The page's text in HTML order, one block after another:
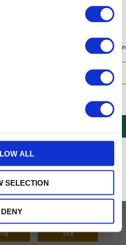
ALL
SELECTION
DENY
1kg
köp på nätet och ta del av erbjudanden året
på Tehusetjava.se. Rabatten fungerar endast på